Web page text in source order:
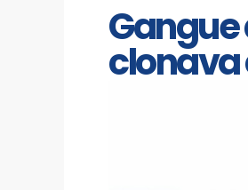
clonava